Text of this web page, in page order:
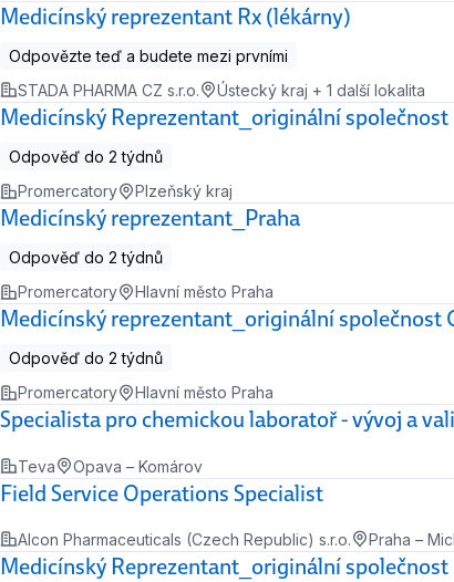
Medicínský reprezentant Rx (lékárny)
Odpovězte teď a budete mezi prvními
STADA PHARMA CZ s.r.o.
Ústecký kraj + 1 další lokalita
Medicínský Reprezentant_originální společnost
Odpověď do 2 týdnů
Promercatory
Plzeňský kraj
Medicínský reprezentant_Praha
Odpověď do 2 týdnů
Promercatory
Hlavní město Praha
Medicínský reprezentant_originální společnost
Odpověď do 2 týdnů
Promercatory
Hlavní město Praha
Specialista pro chemickou laboratoř - vývoj a
Teva Opava – Komárov
Field Service Operations Specialist
Alcon Pharmaceuticals (Czech Republic) s.r.o. Praha –
Medicínský Reprezentant_originální společnost